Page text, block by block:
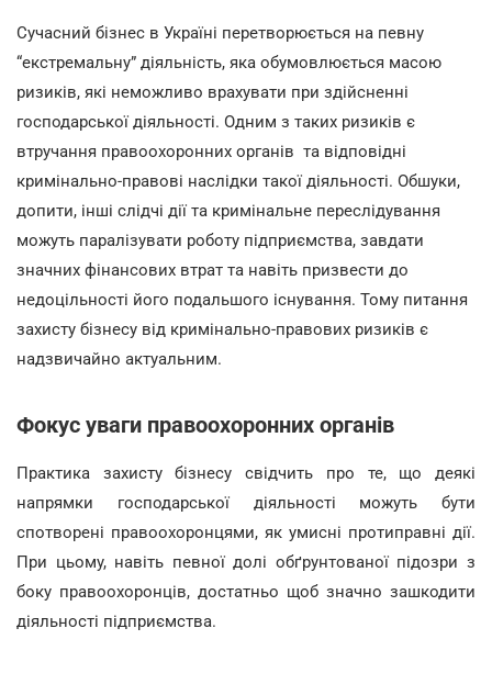
Сучасний бізнес в Україні перетворюється на певну
“екстремальну” діяльність, яка обумовлюється масою
ризиків, які неможливо врахувати при здійсненні
господарської діяльності. Одним з таких ризиків є
втручання правоохоронних органів та відповідні
кримінально-правові наслідки такої діяльності. Обшуки,
допити, інші слідчі дії та кримінальне переслідування
можуть паралізувати роботу підприємства, завдати
значних фінансових втрат та навіть призвести до
недоцільності його подальшого існування. Тому питання
захисту бізнесу від кримінально-правових ризиків є
надзвичайно актуальним.
Фокус уваги правоохоронних органів
Практика захисту бізнесу свідчить про те, що деякі
напрямки господарської діяльності можуть бути
спотворені правоохоронцями, як умисні протиправні дії.
При цьому, навіть певної долі обґрунтованої підозри з
боку правоохоронців, достатньо щоб значно зашкодити
діяльності підприємства.